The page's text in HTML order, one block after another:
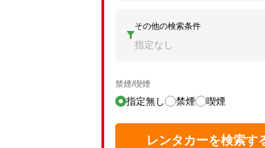
その他の検索条件
指定なし
禁煙/喫煙
指定無し 禁煙 喫煙
レンタカーを検索す